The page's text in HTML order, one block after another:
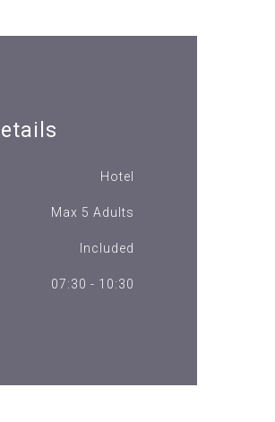
Hotel
Max 5 Adults
Included
07:30 - 10:30